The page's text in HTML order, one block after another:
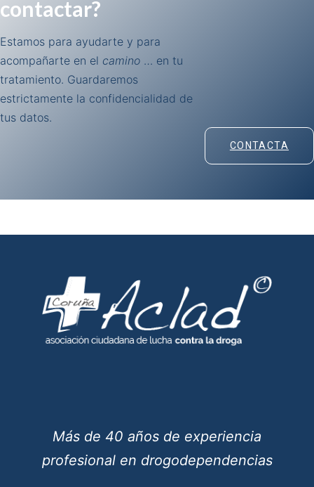
contactar?
Estamos para ayudarte y para
acompañarte en el camino … en tu
tratamiento. Guardaremos
estrictamente la confidencialidad de
tus datos.
CONTACTA
Más de 40 años de experiencia
profesional en drogodependencias